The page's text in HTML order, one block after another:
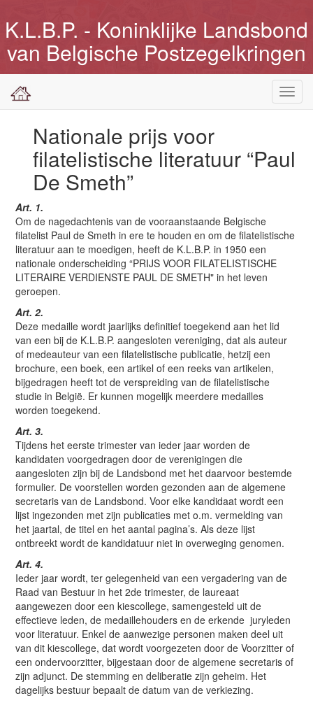
K.L.B.P. - Koninklijke Landsbond
van Belgische Postzegelkringen
Nationale prijs voor
filatelistische literatuur “Paul
De Smeth”
Art. 1.
Om de nagedachtenis van de vooraanstaande Belgische
filatelist Paul de Smeth in ere te houden en om de filatelistische
literatuur aan te moedigen, heeft de K.L.B.P. in 1950 een
nationale onderscheiding “PRIJS VOOR FILATELISTISCHE
LITERAIRE VERDIENSTE PAUL DE SMETH" in het leven
geroepen.
Art. 2.
Deze medaille wordt jaarlijks definitief toegekend aan het lid
van een bij de K.L.B.P. aangesloten vereniging, dat als auteur
of medeauteur van een filatelistische publicatie, hetzij een
brochure, een boek, een artikel of een reeks van artikelen,
bijgedragen heeft tot de verspreiding van de filatelistische
studie in België. Er kunnen mogelijk meerdere medailles
worden toegekend.
Art. 3.
Tijdens het eerste trimester van ieder jaar worden de
kandidaten voorgedragen door de verenigingen die
aangesloten zijn bij de Landsbond met het daarvoor bestemde
formulier. De voorstellen worden gezonden aan de algemene
secretaris van de Landsbond. Voor elke kandidaat wordt een
lijst ingezonden met zijn publicaties met o.m. vermelding van
het jaartal, de titel en het aantal pagina’s. Als deze lijst
ontbreekt wordt de kandidatuur niet in overweging genomen.
Art. 4.
Ieder jaar wordt, ter gelegenheid van een vergadering van de
Raad van Bestuur in het 2de trimester, de laureaat
aangewezen door een kiescollege, samengesteld uit de
effectieve leden, de medaillehouders en de erkende juryleden
voor literatuur. Enkel de aanwezige personen maken deel uit
van dit kiescollege, dat wordt voorgezeten door de Voorzitter of
een ondervoorzitter, bijgestaan door de algemene secretaris of
zijn adjunct. De stemming en deliberatie zijn geheim. Het
dagelijks bestuur bepaalt de datum van de verkiezing.